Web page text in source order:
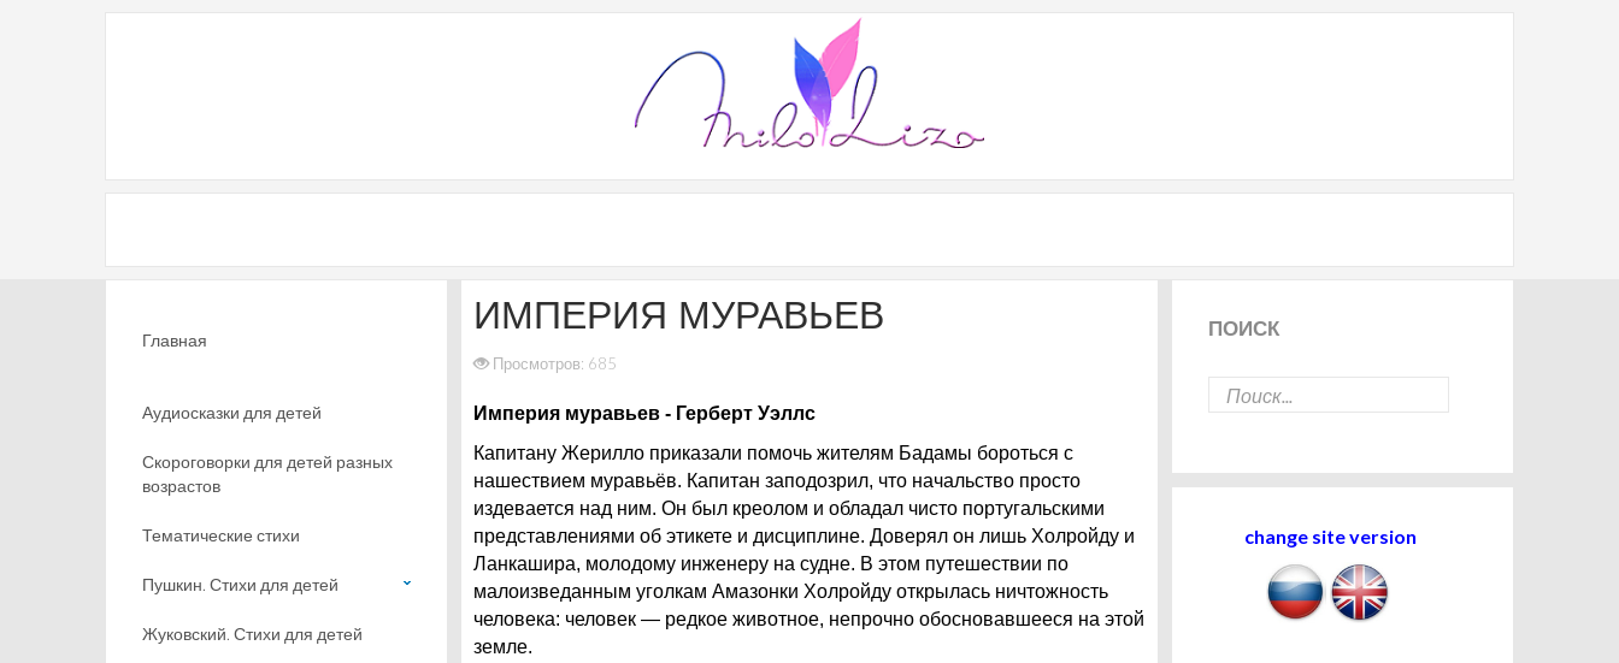
ИМПЕРИЯ МУРАВЬЕВ
Просмотров: 685
Империя муравьев - Герберт Уэллс
Капитану Жерилло приказали помочь жителям Бадамы бороться с
нашествием муравьёв. Капитан заподозрил, что начальство просто
издевается над ним. Он был креолом и обладал чисто португальскими
представлениями об этикете и дисциплине. Доверял он лишь Холройду и
Ланкашира, молодому инженеру на судне. В этом путешествии по
малоизведанным уголкам Амазонки Холройду открылась ничтожность
человека: человек — редкое животное, непрочно обосновавшееся на этой
земле.
Главная
Аудиосказки для детей
Скороговорки для детей разных
возрастов
Тематические стихи
Пушкин. Стихи для детей
Жуковский. Стихи для детей
ПОИСК
change site version